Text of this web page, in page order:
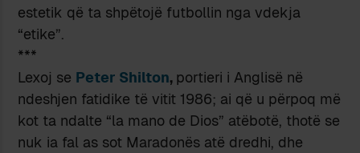
estetik që ta shpëtojë futbollin nga vdekja
“etike”.
***
Lexoj se Peter Shilton, portieri i Anglisë në
ndeshjen fatidike të vitit 1986; ai që u përpoq më
kot ta ndalte “la mano de Dios” atëbotë, thotë se
nuk ia fal as sot Maradonës atë dredhi, dhe